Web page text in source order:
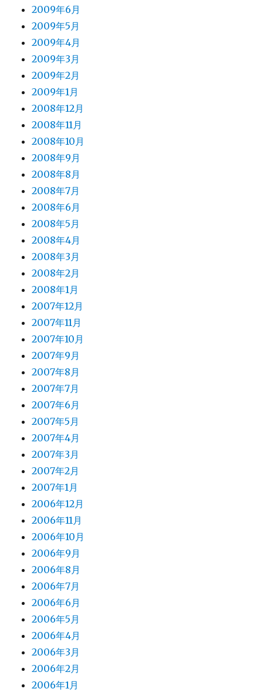
2009年6月
2009年5月
2009年4月
2009年3月
2009年2月
2009年1月
2008年12月
2008年11月
2008年10月
2008年9月
2008年8月
2008年7月
2008年6月
2008年5月
2008年4月
2008年3月
2008年2月
2008年1月
2007年12月
2007年11月
2007年10月
2007年9月
2007年8月
2007年7月
2007年6月
2007年5月
2007年4月
2007年3月
2007年2月
2007年1月
2006年12月
2006年11月
2006年10月
2006年9月
2006年8月
2006年7月
2006年6月
2006年5月
2006年4月
2006年3月
2006年2月
2006年1月